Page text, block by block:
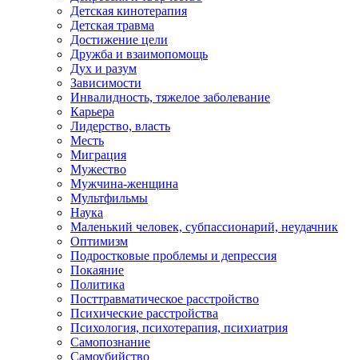
Детская кинотерапия
Детская травма
Достижение цели
Дружба и взаимопомощь
Дух и разум
Зависимости
Инвалидность, тяжелое заболевание
Карьера
Лидерство, власть
Месть
Миграция
Мужество
Мужчина-женщина
Мультфильмы
Наука
Маленький человек, субпассионарий, неудачник
Оптимизм
Подростковые проблемы и депрессия
Покаяние
Политика
Посттравматическое расстройство
Психические расстройства
Психология, психотерапия, психиатрия
Самопознание
Самоубийство